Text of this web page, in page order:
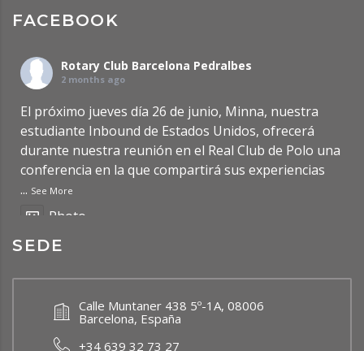
FACEBOOK
Rotary Club Barcelona Pedralbes
2 months ago
El próximo jueves día 26 de junio, Minna, nuestra
estudiante Inbound de Estados Unidos, ofrecerá
durante nuestra reunión en el Real Club de Polo una
conferencia en la que compartirá sus experiencias
... See More
Photo
Ver en Facebook
2 months ago
Updated Post: Premio de Investigación de
SEDE
Calle Muntaner 438 5º-1A, 08006
Barcelona, España
+34 639 32 73 27